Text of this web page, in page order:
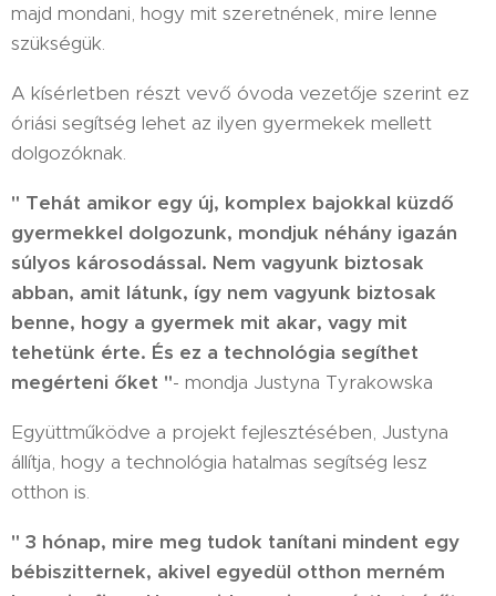
majd mondani, hogy mit szeretnének, mire lenne
szükségük.
A kísérletben részt vevő óvoda vezetője szerint ez
óriási segítség lehet az ilyen gyermekek mellett
dolgozóknak.
" Tehát amikor egy új, komplex bajokkal küzdő
gyermekkel dolgozunk, mondjuk néhány igazán
súlyos károsodással. Nem vagyunk biztosak
abban, amit látunk, így nem vagyunk biztosak
benne, hogy a gyermek mit akar, vagy mit
tehetünk érte. És ez a technológia segíthet
megérteni őket "- mondja Justyna Tyrakowska
Együttműködve a projekt fejlesztésében, Justyna
állítja, hogy a technológia hatalmas segítség lesz
otthon is.
" 3 hónap, mire meg tudok tanítani mindent egy
bébiszitternek, akivel egyedül otthon merném